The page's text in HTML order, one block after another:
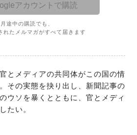
アカウントで購読
月途中の購読でも、
れたメルマガがすべて届きます
とメディアの共同体がこの国の情
その実態を抉り出し、新聞記事の
ウソを暴くとともに、官とメディ
たい。